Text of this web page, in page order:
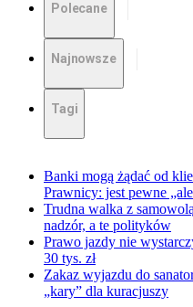
Polecane
Najnowsze
Tagi
Banki mogą żądać od
Prawnicy: jest pewne
Trudna walka z
nadzór, a te polityków
Prawo jazdy nie
30 tys. zł
Zakaz wyjazdu do
„kary” dla kuracjuszy